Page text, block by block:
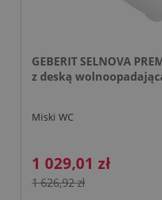
GEBERIT SELNOVA
z deską
Miski WC
1 029,01 zł
1 626,92 zł